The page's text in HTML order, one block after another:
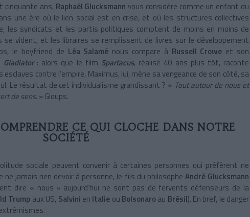
cinquante ans, Raphaël Glucksmann vous considère comme un enfant du
une ère où le lien social est en crise, et où les structures collectives
les syndicats et les partis politiques comptent de moins en moins de
se vident, et les libraires se remplissent de livres sur le développement
le boyfriend de Léa Salamé nous compare à Russell Crowe et son
Gladiator : alors que le film Spartacus, réalisé 40 ans plus tôt, raconte
esclaves contre l’empire, Maximus, lui, mène sa vengeance de son côté, sa
Le résultat de cet individualisme grandissant ? « Tout autour de nous et
de sens. » Gloups.
CE QUI CLOCHE DANS NOTRE
SOCIÉTÉ
sociale peuvent convenir à certaines personnes qui préfèrent ne
ne jamais rien devoir à personne, le fils du philosophe André Glucksmann
dire « nous » aujourd’hui ne sont pas de fervents défenseurs de la
Trump aux US, Salvini en Italie ou Bolsonaroau Brésil). En bref, le danger